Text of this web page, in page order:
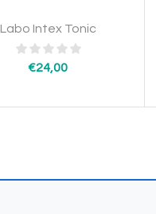
Labo Intex Tonic
€24,00